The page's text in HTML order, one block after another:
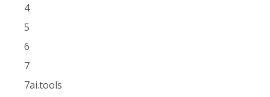
4
5
6
7
7ai.tools